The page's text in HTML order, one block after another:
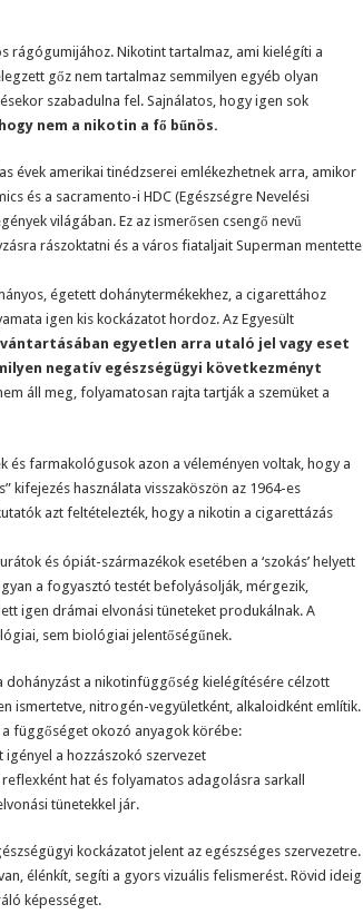
rágógumijához. Nikotint tartalmaz, ami kielégíti a
gőz nem tartalmaz semmilyen egyéb olyan
szabadulna fel. Sajnálatos, hogy igen sok
nem a nikotin a fő bűnös.
évek amerikai tinédzserei emlékezhetnek arra, amikor
és a sacramento-i HDC (Egészségre Nevelési
világában. Ez az ismerősen csengő nevű
rászoktatni és a város fiataljait Superman mentette
égetett dohánytermékekhez, a cigarettához
igen kis kockázatot hordoz. Az Egyesült
egyetlen arra utaló jel vagy eset
negatív egészségügyi következményt
áll meg, folyamatosan rajta tartják a szemüket a
és farmakológusok azon a véleményen voltak, hogy a
kifejezés használata visszaköszön az 1964-es
azt feltételezték, hogy a nikotin a cigarettázás
és ópiát-származékok esetében a ‘szokás’ helyett
a fogyasztó testét befolyásolják, mérgezik,
igen drámai elvonási tüneteket produkálnak. A
sem biológiai jelentőségűnek.
dohányzást a nikotinfüggőség kielégítésére célzott
ismertetve, nitrogén-vegyületként, alkaloidként említik.
függőséget okozó anyagok körébe:
a hozzászokó szervezet
hat és folyamatos adagolásra sarkall
tünetekkel jár.
kockázatot jelent az egészséges szervezetre.
élénkít, segíti a gyors vizuális felismerést. Rövid ideig
képességet.